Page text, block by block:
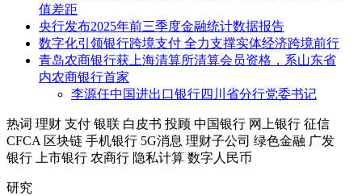
值差距
央行发布2025年前三季度金融统计数据报告
数字化引领银行跨境支付 全力支撑实体经济跨境前行
青岛农商银行获上海清算所清算会员资格，系山东省
内农商银行首家
李源任中国进出口银行四川省分行党委书记
热词 理财 支付 银联 白皮书 投顾 中国银行 网上银行 征信
CFCA 区块链 手机银行 5G消息 理财子公司 绿色金融 广发
银行
上市银行 农商行 隐私计算 数字人民币
研究